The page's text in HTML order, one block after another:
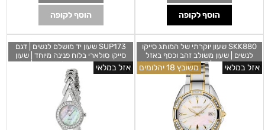
הוסף לקופה הוסף לקופה
SKK880 שעון יוקרתי של המותג סייקו
לנשים | שעון משולב זהב וכסף באזל
משובץ יהלומים | לוח פנינה מרשים כולל
תאריכון | מחוגים זוהרים | שנתיים אחריות
| Diamond Mother of Pearl Dial
Ladies Watch SKK880 Seik
משובץ 18 יהלומים אזל במלאי
SUP173 שעון יד מושלם לנשים | דגם
סייקו סולארי בלוח פנינה מיוחד | שעון
משובץ זרקונים בבאזל וברצועה | מלאי
of Pearl Dial Stainless Steel Ladies
Watch SUP173 by Seiko
אזל במלאי